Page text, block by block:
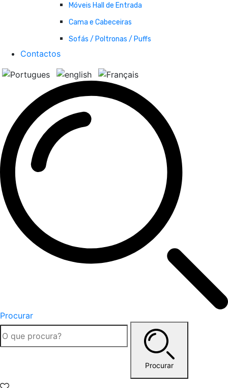
Móveis Hall de Entrada
Cama e Cabeceiras
Sofás / Poltronas / Puffs
Contactos
Procurar
Procurar